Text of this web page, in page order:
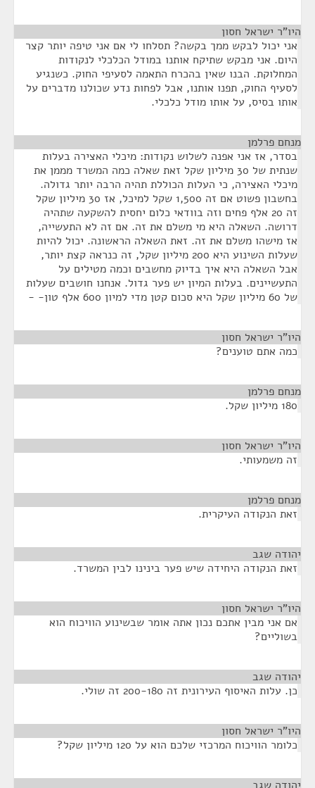
היו"ר ישראל חסון
אני יכול לבקש ממך בקשה? תסלחו לי אם אני טיפה יותר קצר
היום. אני מבקש שתיקח אותנו במודל הכלכלי לנקודות
המחלוקת. הבנו שאין בהכרח התאמה לסעיפי החוק. כשנגיע
לסעיף החוק, תפנו אותנו, אבל לפחות נדע שכולנו מדברים על
אותו בסיס, על אותו מודל כלכלי.
מנחם פרלמן
בסדר, אז אני אפנה לשלוש נקודות: מיכלי האצירה בעלות
שנתית של 30 מיליון שקל זאת שאלה כמה המשרד מממן את
מיכלי האצירה, כי העלות הכוללת תהיה הרבה יותר גדולה.
בחשבון פשוט אם זה 1,500 שקל למיכל, אז 30 מיליון שקל
זה 20 אלף פחים וזה בוודאי כלום יחסית להשקעה שתהיה
דרושה. השאלה היא מי משלם את זה. אם זה לא התעשייה,
אז מישהו משלם את זה. זאת השאלה הראשונה. יכול להיות
שעלות השינוע היא 200 מיליון שקל, זה כנראה קצת יותר,
אבל השאלה היא איך בדיוק מחשבים וכמה מטילים על
התעשיינים. בעלות המיון יש פער גדול. אנחנו חושבים שעלות
של 60 מיליון שקל היא סכום קטן מדי למיון 600 אלף טון- -
היו"ר ישראל חסון
כמה אתם טוענים?
מנחם פרלמן
180 מיליון שקל.
היו"ר ישראל חסון
זה משמעותי.
מנחם פרלמן
זאת הנקודה העיקרית.
יהודה שגב
זאת הנקודה היחידה שיש פער בינינו לבין המשרד.
היו"ר ישראל חסון
אם אני מבין אתכם נכון אתה אומר שבשינוע הוויכוח הוא
בשוליים?
יהודה שגב
כן. עלות האיסוף העירונית זה 200-180 זה שולי.
היו"ר ישראל חסון
כלומר הוויכוח המרכזי שלכם הוא על 120 מיליון שקל?